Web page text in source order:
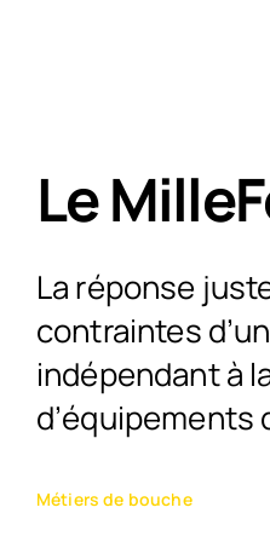
Le
La réponse
contraintes
indépendant à
d’équipements
Métiers de bouche